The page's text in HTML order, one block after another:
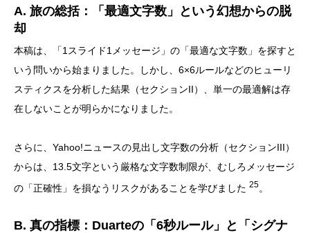
A. 旅の総括：「最適文字数」という幻想からの脱
却
本稿は、「1スライド1メッセージ」の「最適な文字数」を探すと
いう問いから始まりました。しかし、6×6ルールなどのヒューリ
スティクスを分析した結果（セクションII）、単一の最適解は存
在しないことが明らかになりました。
さらに、Yahoo!ニュースの見出し文字数の分析（セクションIII）
からは、13.5文字という厳格な文字数制限が、むしろメッセージ
の「正確性」を損なうリスクがあることを学びました 25。
B. 真の指標：Duarteの「6秒ルール」と「シグナ